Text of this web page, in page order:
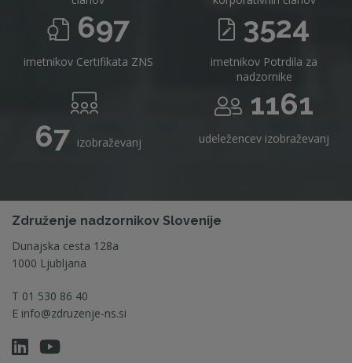
697
imetnikov Certifikata ZNS
3524
imetnikov Potrdila za
nadzornike
67 izobraževanj
1161
udeležencev izobraževanj
Združenje nadzornikov Slovenije
Dunajska cesta 128a
1000 Ljubljana
T 01 530 86 40
E info@zdruzenje-ns.si